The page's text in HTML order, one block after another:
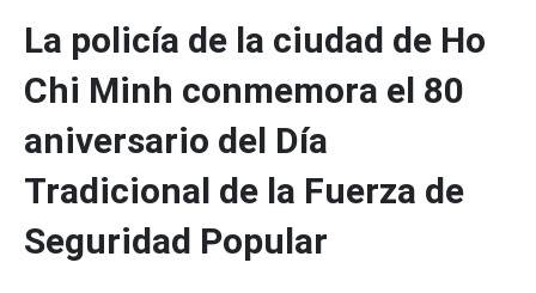
La policía de la ciudad de Ho
Chi Minh conmemora el 80
aniversario del Día
Tradicional de la Fuerza de
Seguridad Popular